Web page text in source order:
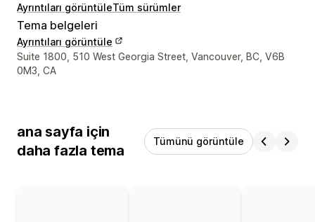
Ayrıntıları görüntüleTüm sürümler
Tema belgeleri
Ayrıntıları görüntüle
Tasarımcı iletişim bilgileri
Suite 1800, 510 West Georgia Street, Vancouver, BC, V6B
0M3, CA
ana sayfa için
daha fazla tema
Tümünü görüntüle